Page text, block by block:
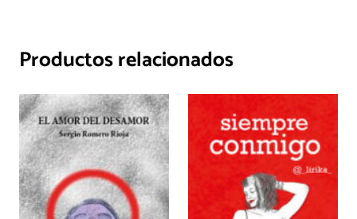
Productos relacionados